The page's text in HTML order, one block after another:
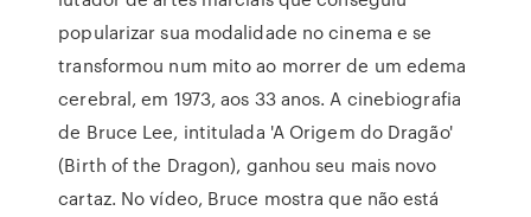
popularizar sua modalidade no cinema e se
transformou num mito ao morrer de um edema
cerebral, em 1973, aos 33 anos. A cinebiografia
de Bruce Lee, intitulada 'A Origem do Dragão'
(Birth of the Dragon), ganhou seu mais novo
cartaz. No vídeo, Bruce mostra que não está